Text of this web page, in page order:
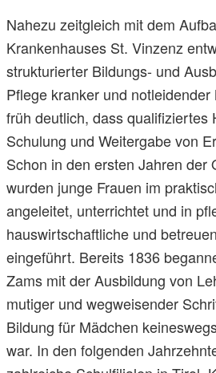
Nahezu zeitgleich mit dem
Krankenhauses St. Vinzenz
strukturierter Bildungs- und
Pflege kranker und
früh deutlich, dass qualifiziertes
Schulung und Weitergabe von
Schon in den ersten Jahren der
wurden junge Frauen im
angeleitet, unterrichtet und in
hauswirtschaftliche und
eingeführt. Bereits 1836
Zams mit der Ausbildung von
mutiger und wegweisender
Bildung für Mädchen
war. In den folgenden